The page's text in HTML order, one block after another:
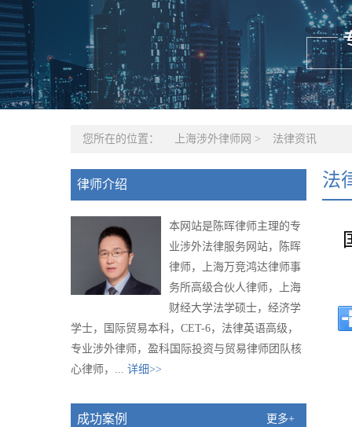
您所在的位置： 上海涉外律师网 > 法律资讯
律师介绍
本网站是陈晖律师主理的专
业涉外法律服务网站，陈晖
律师，上海万竞鸿达律师事
务所高级合伙人律师，上海
财经大学法学硕士，经济学
学士，国际贸易本科，CET-6，法律英语高级，
专业涉外律师，盈科国际投资与贸易律师团队核
心律师，... 详细>>
成功案例 更多+
法